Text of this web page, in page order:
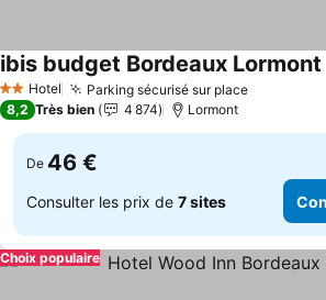
2 Étoiles
Hotel Parking sécurisé sur place
ibis budget Bordeaux Lormont
8,2 Très bien 4 874 Lormont
De 46 €
Consulter les prix de 7 sites
Choix populaire